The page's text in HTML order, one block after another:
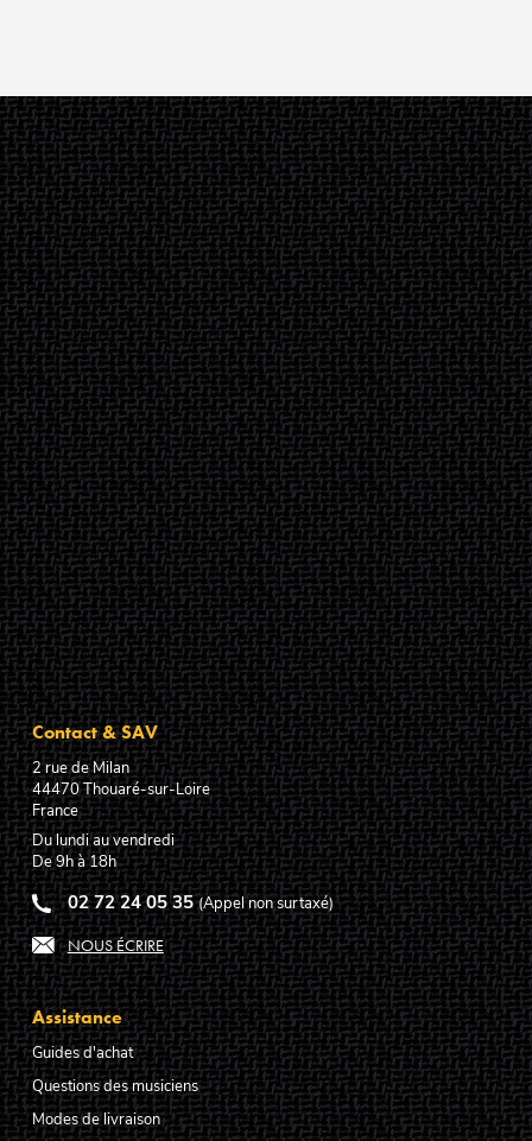
Contact & SAV
2 rue de Milan
44470Thouaré-sur-Loire
France
Du lundi au vendredi
De 9h à 18h
02 72 24 05 35 (Appel non surtaxé)
NOUS ÉCRIRE
Assistance
Guides d'achat
Questions des musiciens
Modes de livraison